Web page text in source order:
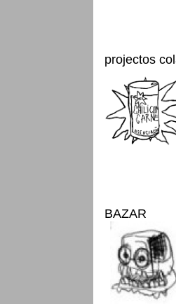
projectos
BAZAR